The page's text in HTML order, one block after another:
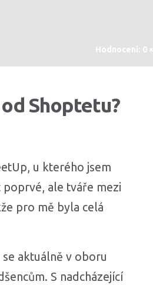
Hodnocení: 0 ×
Shoptetu?
u kterého jsem
ale tváře mezi
pro mě byla celá
aktuálně v oboru
S nadcházející